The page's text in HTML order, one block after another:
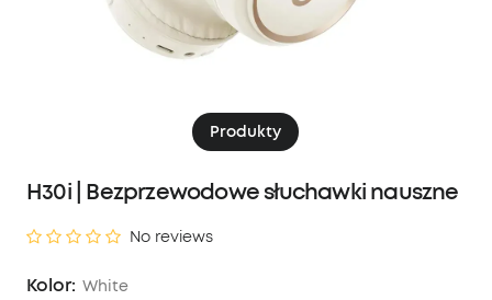
Produkty
H30i | Bezprzewodowe słuchawki nauszne
No reviews
Kolor: White